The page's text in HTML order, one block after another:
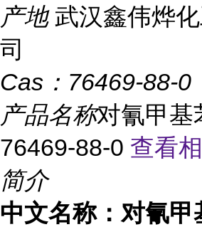
产地 武汉鑫伟烨
司
Cas： 76469-88-0
产品名称对氰甲基
76469-88-0 查看
简介
中文名称：对氰甲